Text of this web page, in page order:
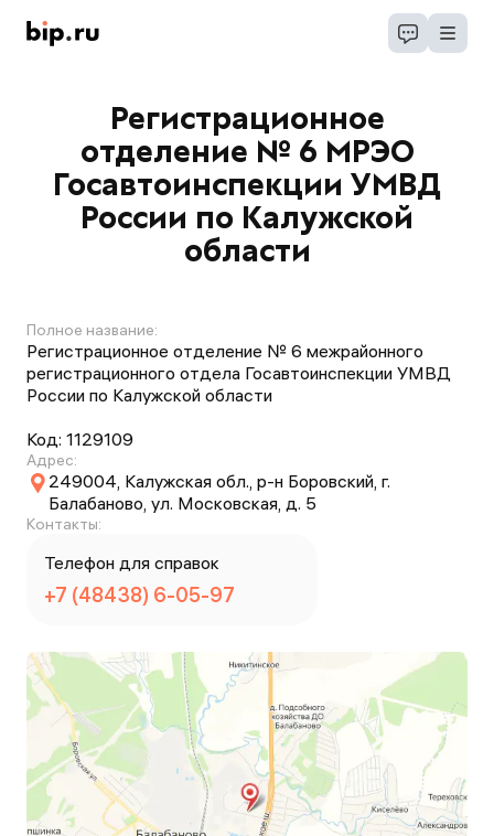
Регистрационное
отделение № 6 МРЭО
Госавтоинспекции УМВД
России по Калужской
области
Полное название:
Регистрационное отделение № 6 межрайонного
регистрационного отдела Госавтоинспекции УМВД
России по Калужской области
Код: 1129109
Адрес:
249004, Калужская обл., р-н Боровский, г.
Балабаново, ул. Московская, д. 5
Контакты:
Телефон для справок
+7 (48438) 6-05-97